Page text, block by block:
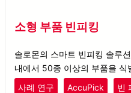
소형 부품 빈피킹
솔로몬의 스마트 빈피킹 솔루
내에서 50종 이상의 부품을 식
을 고객에게 제공합니다.
사례 연구 AccuPick 빈